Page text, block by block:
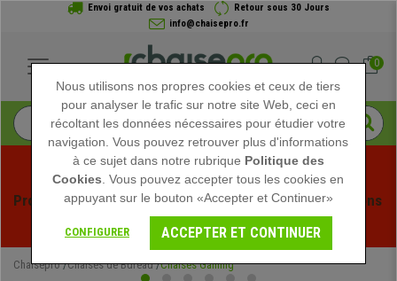
Envoi gratuit de vos achats
Retour sous 30 Jours
info@chaisepro.fr
0
Profitez des soldes d'été chez Chaisepro ! Des réductions
exclusives pour une durée limitée - Voir l'offre
Chaisepro Chaises de Bureau Chaises Gaming
Nous utilisons nos propres cookies et ceux de tiers
pour analyser le trafic sur notre site Web, ceci en
récoltant les données nécessaires pour étudier votre
navigation. Vous pouvez retrouver plus d'informations
à ce sujet dans notre rubrique Politique des
Cookies . Vous pouvez accepter tous les cookies en
appuyant sur le bouton «Accepter et Continuer»
CONFIGURER ACCEPTER ET CONTINUER